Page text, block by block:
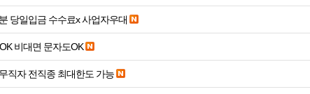
전국 비대면 급하신분 당일입금 수수료x 사업자우대
비대면 문자도OK
직자 전직종 최대한도 가능